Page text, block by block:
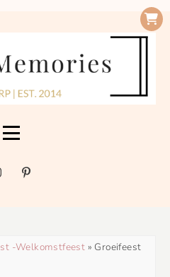
-Welkomstfeest » Groeifeest